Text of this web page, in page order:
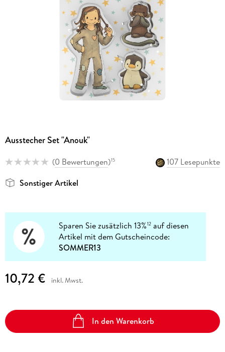
Ausstecher Set "Anouk"
(0 Bewertungen)15
107 Lesepunkte
Sonstiger Artikel
Sparen Sie zusätzlich 13%12 auf diesen
Artikel mit dem Gutscheincode:
SOMMER13
10,72 € inkl. Mwst.
In den Warenkorb